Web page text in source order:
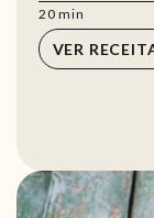
20min
min
VER